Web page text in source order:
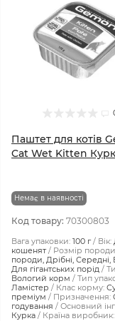
Паштет для котів
Cat Wet Kitten
Немає в наявності
Код товару: 70300803
Вага упаковки: 100 г Вік:
кошенят
Розмір
породи, Дрібні, Середні,
Для гігантських порід
Вологий корм
Тип
Ламістер
Клас корму:
преміум
Призначення:
годування
Основний
Курка
Країна виробник: